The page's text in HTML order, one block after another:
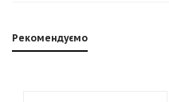
Рекомендуємо